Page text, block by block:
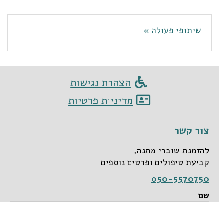
שיתופי פעולה »
הצהרת נגישות
מדיניות פרטיות
צור קשר
להזמנת שוברי מתנה,
קביעת טיפולים ופרטים נוספים
050-5570750
שם